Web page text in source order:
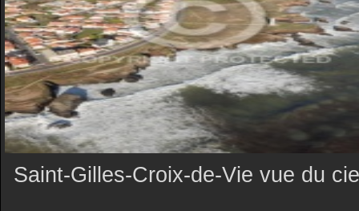
Saint-Gilles-Croix-de-Vie vue du